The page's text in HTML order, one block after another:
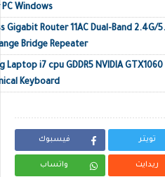
Windows
Gigabit Router 11AC Dual-Band 2.4G/
Bridge Repeater
Laptop i7 cpu GDDR5 NVIDIA
Keyboard
فيسبوك تويتر
واتساب ريدايت